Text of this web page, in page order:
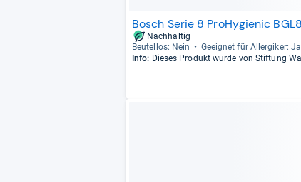
Bosch Serie 8 ProHygienic
Nachhaltig
Beu­tel­los: Nein
Geeig­net für All­er­gi­ker: Ja
Info: Dieses Produkt wurde von Stiftung